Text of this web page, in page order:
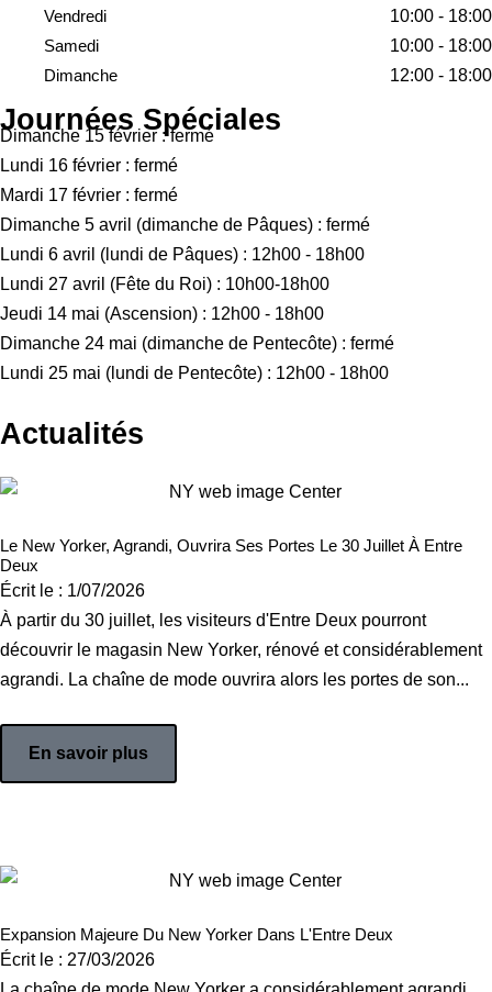
Vendredi
10:00 - 18:00
Samedi
10:00 - 18:00
Dimanche
12:00 - 18:00
Journées Spéciales
Dimanche 15 février : fermé
Lundi 16 février : fermé
Mardi 17 février : fermé
Dimanche 5 avril (dimanche de Pâques) : fermé
Lundi 6 avril (lundi de Pâques) : 12h00 - 18h00
Lundi 27 avril (Fête du Roi) : 10h00-18h00
Jeudi 14 mai (Ascension) : 12h00 - 18h00
Dimanche 24 mai (dimanche de Pentecôte) : fermé
Lundi 25 mai (lundi de Pentecôte) : 12h00 - 18h00
Actualités
Le New Yorker, Agrandi, Ouvrira Ses Portes Le 30 Juillet À Entre
Deux
Écrit le : 1/07/2026
À partir du 30 juillet, les visiteurs d'Entre Deux pourront
découvrir le magasin New Yorker, rénové et considérablement
agrandi. La chaîne de mode ouvrira alors les portes de son...
En savoir plus
Expansion Majeure Du New Yorker Dans L'Entre Deux
Écrit le : 27/03/2026